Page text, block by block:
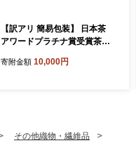
【訳アリ 簡易包装】 日本茶
アワードプラチナ賞受賞茶
「煎茶 華喜 hanayagi」 80g
寄附金額 10,000円
その他織物・繊維品